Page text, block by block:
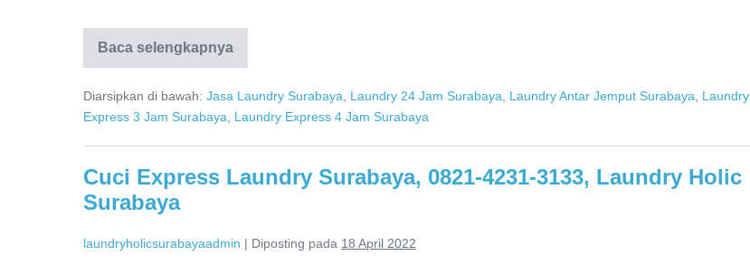
Baca selengkapnya
0857-
0000-
Diarsipkan di bawah: Jasa Laundry Surabaya Laundry 24 Jam Surabaya Laundry Antar Jemput Surabaya
Laundry
Express 3 Jam Surabaya
Laundry Express 4 Jam Surabaya
Cuci Express Laundry Surabaya, 0821-4231-3133, Laundry Holic
Surabaya
laundryholicsurabayaadmin | Diposting pada 18 April 2022